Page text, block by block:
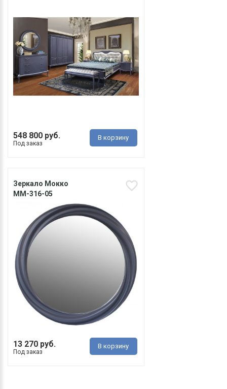
548 800 руб.
Под заказ
В корзину
Зеркало Мокко
ММ-316-05
13 270 руб.
Под заказ
В корзину